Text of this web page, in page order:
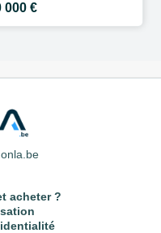
000 €
acheter ?